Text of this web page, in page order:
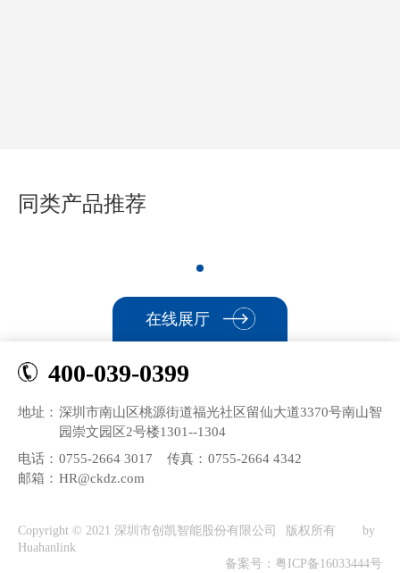
同类产品推荐
在线展厅
400-039-0399
地址： 深圳市南山区桃源街道福光社区留仙大道3370号南山智
园崇文园区2号楼1301--1304
电话： 0755-2664 3017 传真： 0755-2664 4342
邮箱： HR@ckdz.com
Copyright © 2021 深圳市创凯智能股份有限公司 版权所有
by
Huahanlink
备案号：粤ICP备16033444号